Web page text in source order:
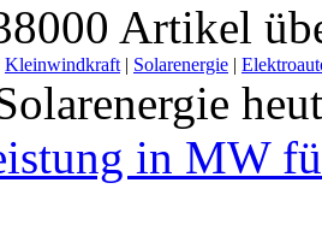
Artikel
Kleinwindkraft | Solarenergie |
in MW